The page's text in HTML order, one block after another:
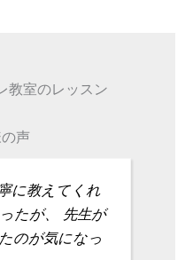
教室のレッスン
声
に教えてくれ
たが、 先生が
のが気になっ